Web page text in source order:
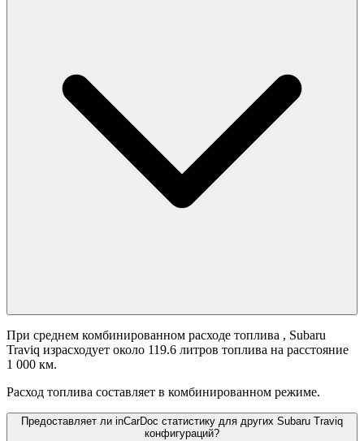
При среднем комбинированном расходе топлива , Subaru
Traviq израсходует около 119.6 литров топлива на расстояние
1 000 км.
Расход топлива составляет в комбинированном режиме.
Предоставляет ли inCarDoc статистику для других Subaru Traviq
конфигураций?